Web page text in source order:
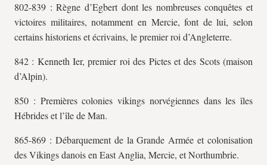
802-839 : Règne d’Egbert dont les nombreuses conquêtes et
victoires militaires, notamment en Mercie, font de lui, selon
certains historiens et écrivains, le premier roi d’Angleterre.
842 : Kenneth Ier, premier roi des Pictes et des Scots (maison
d’Alpin).
850 : Premières colonies vikings norvégiennes dans les îles
Hébrides et l’île de Man.
865-869 : Débarquement de la Grande Armée et colonisation
des Vikings danois en East Anglia, Mercie, et Northumbrie.